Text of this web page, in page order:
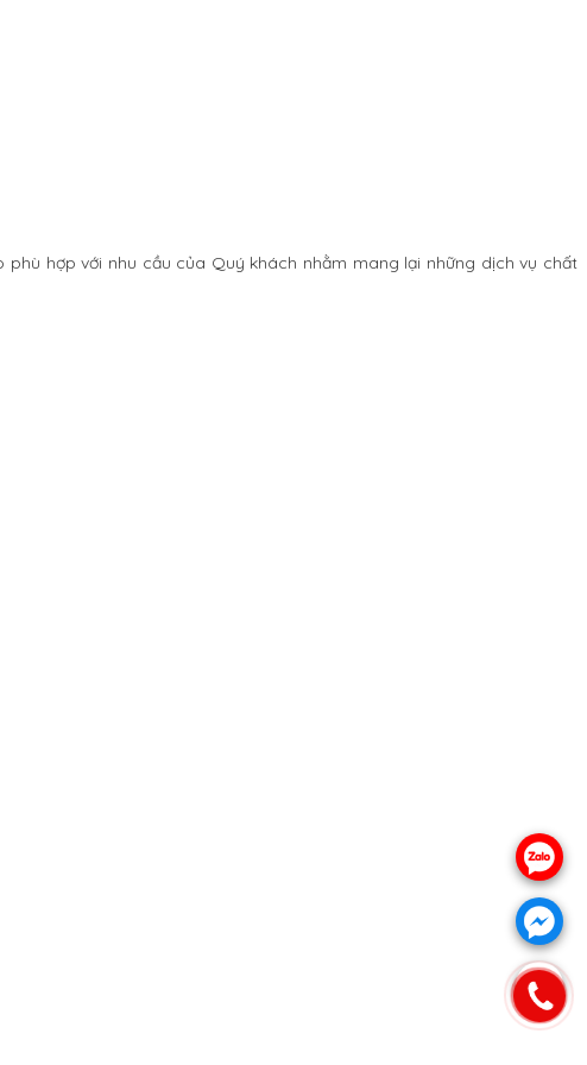
hợp với nhu cầu của Quý khách nhằm mang lại những dịch vụ chất